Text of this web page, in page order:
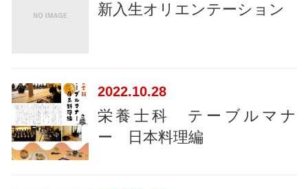
新入生オリエンテーション
2022 10.28
栄養士科 テーブルマナ
ー 日本料理編